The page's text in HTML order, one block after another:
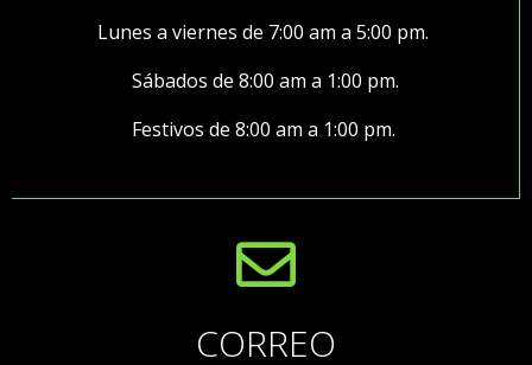
Lunes a viernes de 7:00 am a 5:00 pm.
Sábados de 8:00 am a 1:00 pm.
Festivos de 8:00 am a 1:00 pm.
CORREO